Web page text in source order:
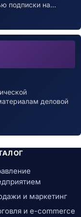
подписки на…
деловой
и маркетинг
и e-commerce